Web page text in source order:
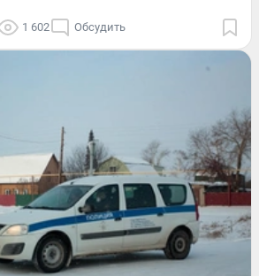
1 602 Обсудить